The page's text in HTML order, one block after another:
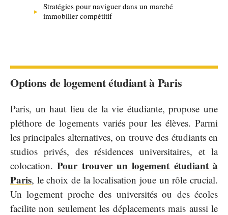
Stratégies pour naviguer dans un marché
immobilier compétitif
Options de logement étudiant à Paris
Paris, un haut lieu de la vie étudiante, propose une
pléthore de logements variés pour les élèves. Parmi
les principales alternatives, on trouve des étudiants en
studios privés, des résidences universitaires, et la
colocation.Pour trouver un logement étudiant à
Paris, le choix de la localisation joue un rôle crucial.
Un logement proche des universités ou des écoles
facilite non seulement les déplacements mais aussi le